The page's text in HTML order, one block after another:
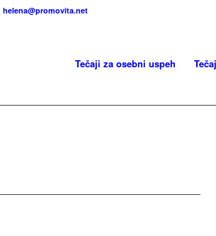
helena@promovita.net
Tečaji za osebni uspeh